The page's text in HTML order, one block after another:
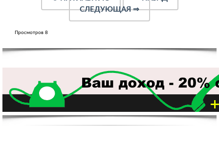
СЛЕДУЮЩАЯ⇒
Просмотров 8